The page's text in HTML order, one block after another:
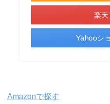
楽
Yahooシ
Amazonで探す